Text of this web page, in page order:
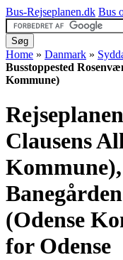
Bus-Rejseplanen.dk Bus
Home » Danmark »
Busstoppested
Kommune)
Clausens
Kommune),
(Odense
for Odense